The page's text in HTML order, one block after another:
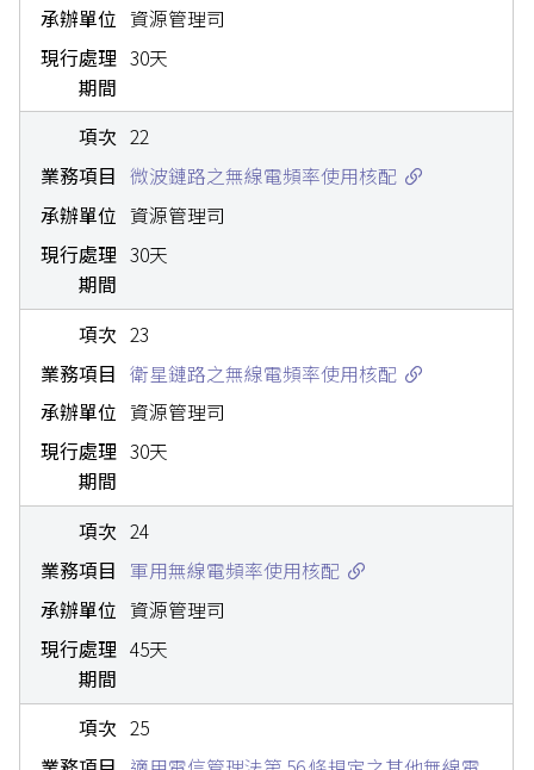
資源管理司
30天
22
微波鏈路之無線電頻率使用核配
資源管理司
30天
23
衛星鏈路之無線電頻率使用核配
資源管理司
30天
24
軍用無線電頻率使用核配
資源管理司
45天
25